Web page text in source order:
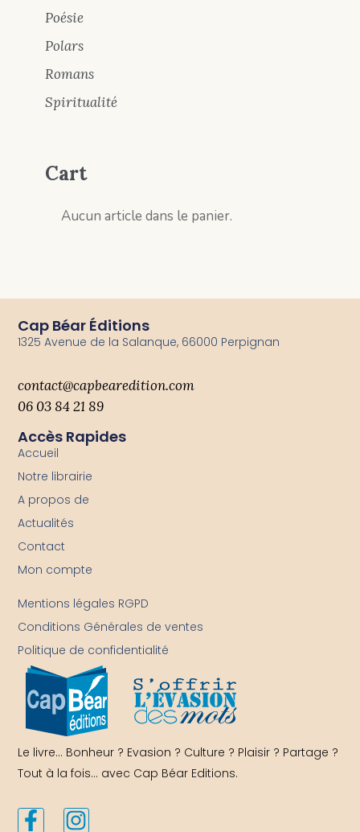
Poésie
Polars
Romans
Spiritualité
Cart
Aucun article dans le panier.
Le livre… Bonheur ? Evasion ? Culture ? Plaisir ? Partage ?
Tout à la fois… avec Cap Béar Editions.
Accès Rapides
Accueil
Notre librairie
A propos de
Actualités
Contact
Mon compte
Mentions légales RGPD
Conditions Générales de ventes
Politique de confidentialité
Cap Béar Éditions
1325 Avenue de la Salanque, 66000 Perpignan
contact@capbearedition.com
06 03 84 21 89